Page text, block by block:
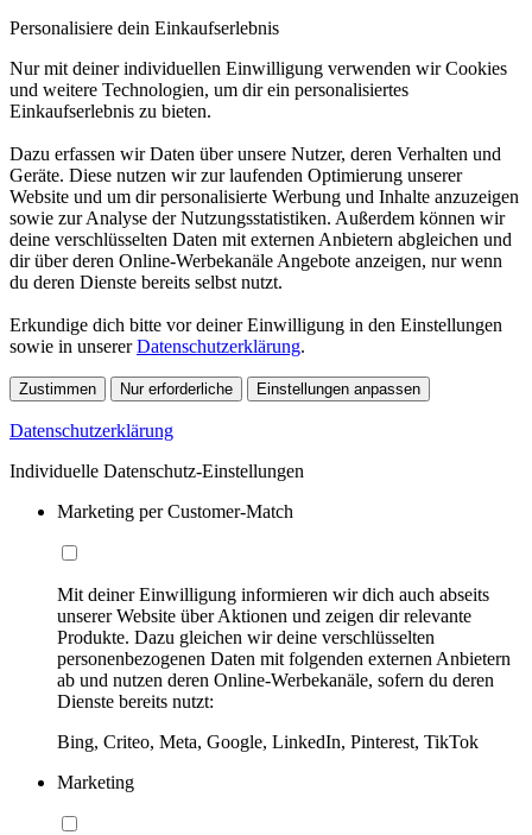
Personalisiere dein Einkaufserlebnis
Nur mit deiner individuellen Einwilligung verwenden wir Cookies
und weitere Technologien, um dir ein personalisiertes
Einkaufserlebnis zu bieten.
Dazu erfassen wir Daten über unsere Nutzer, deren Verhalten und
Geräte. Diese nutzen wir zur laufenden Optimierung unserer
Website und um dir personalisierte Werbung und Inhalte anzuzeigen
sowie zur Analyse der Nutzungsstatistiken. Außerdem können wir
deine verschlüsselten Daten mit externen Anbietern abgleichen und
dir über deren Online-Werbekanäle Angebote anzeigen, nur wenn
du deren Dienste bereits selbst nutzt.
Erkundige dich bitte vor deiner Einwilligung in den Einstellungen
sowie in unsererDatenschutzerklärung.
Zustimmen Nur erforderliche Einstellungen anpassen
Datenschutzerklärung
Individuelle Datenschutz-Einstellungen
Marketing per Customer-Match
Mit deiner Einwilligung informieren wir dich auch abseits
unserer Website über Aktionen und zeigen dir relevante
Produkte. Dazu gleichen wir deine verschlüsselten
personenbezogenen Daten mit folgenden externen Anbietern
ab und nutzen deren Online-Werbekanäle, sofern du deren
Dienste bereits nutzt:
Bing, Criteo, Meta, Google, LinkedIn, Pinterest, TikTok
Marketing